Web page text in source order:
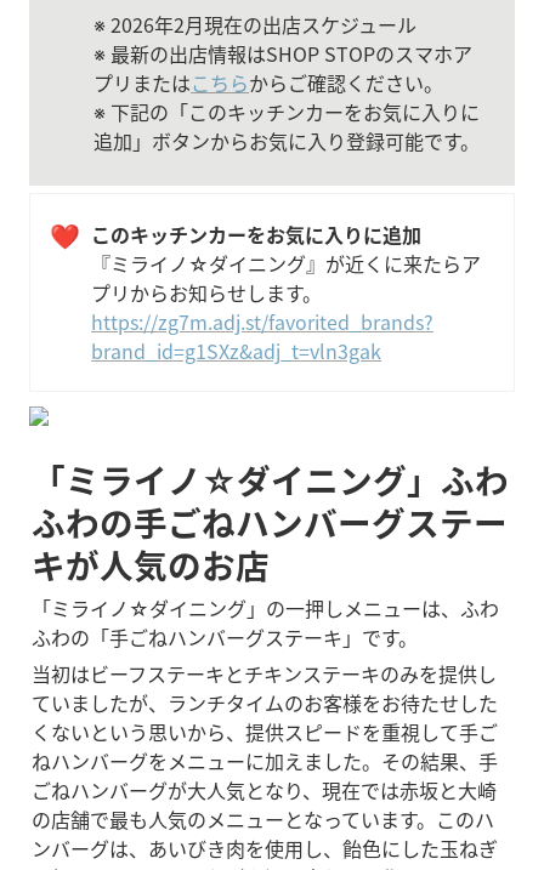
※ 2026年2月現在の出店スケジュール
※ 最新の出店情報はSHOP STOPのスマホア
プリまたはこちらからご確認ください。
※ 下記の「このキッチンカーをお気に入りに
追加」ボタンからお気に入り登録可能です。
❤️
『ミライノ☆ダイニング』が近くに来たらア
プリからお知らせします。
https://zg7m.adj.st/favorited_brands?
brand_id=g1SXz&adj_t=vln3gak
「ミライノ☆ダイニング」ふわ
ふわの手ごねハンバーグステー
キが人気のお店
「ミライノ☆ダイニング」の一押しメニューは、ふわ
ふわの「手ごねハンバーグステーキ」です。
当初はビーフステーキとチキンステーキのみを提供し
ていましたが、ランチタイムのお客様をお待たせした
くないという思いから、提供スピードを重視して手ご
ねハンバーグをメニューに加えました。その結果、手
ごねハンバーグが大人気となり、現在では赤坂と大崎
の店舗で最も人気のメニューとなっています。このハ
ンバーグは、あいびき肉を使用し、飴色にした玉ねぎ